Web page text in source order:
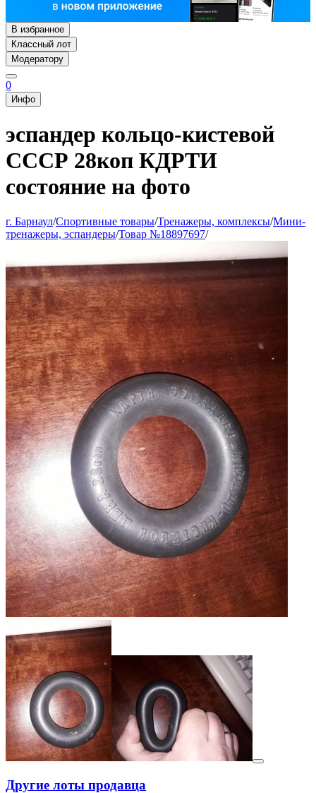
В избранное
Классный лот
Модератору
0
Инфо
эспандер кольцо-кистевой
СССР 28коп КДРТИ
состояние на фото
г. Барнаул/Спортивные товары/Тренажеры, комплексы/Мини-
тренажеры, эспандеры/Товар №18897697/
Другие лоты продавца